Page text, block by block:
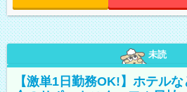
未読
【激単1日勤務OK!】ホテル